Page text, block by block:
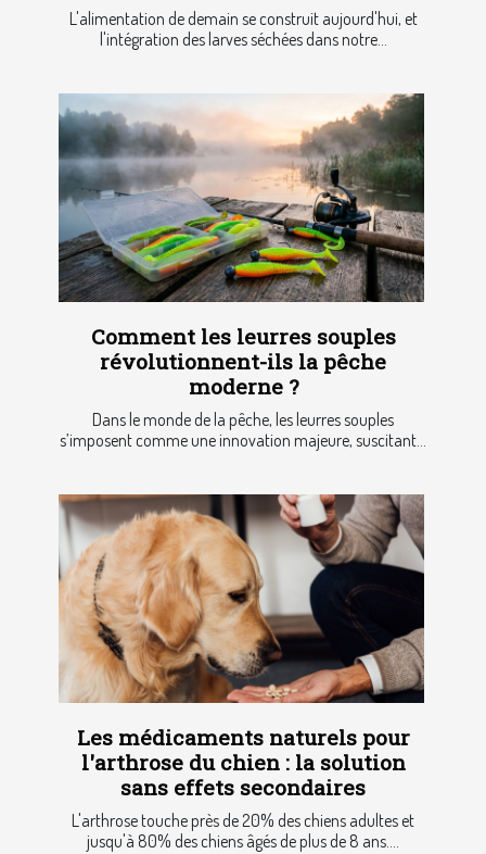
L'alimentation de demain se construit aujourd'hui, et
l'intégration des larves séchées dans notre...
Comment les leurres souples
révolutionnent-ils la pêche
moderne ?
Dans le monde de la pêche, les leurres souples
s’imposent comme une innovation majeure, suscitant...
Les médicaments naturels pour
l'arthrose du chien : la solution
sans effets secondaires
L'arthrose touche près de 20% des chiens adultes et
jusqu'à 80% des chiens âgés de plus de 8 ans....